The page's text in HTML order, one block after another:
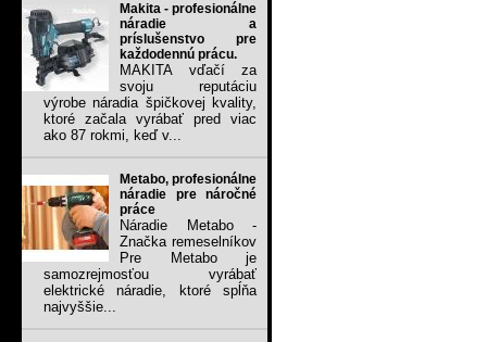
Makita - profesionálne
náradie a
príslušenstvo pre
každodennú prácu.
MAKITA vďačí za
svoju reputáciu
výrobe náradia špičkovej kvality,
ktoré začala vyrábať pred viac
ako 87 rokmi, keď v...
Metabo, profesionálne
náradie pre náročné
práce
Náradie Metabo -
Značka remeselníkov
Pre Metabo je
samozrejmosťou vyrábať
elektrické náradie, ktoré spĺňa
najvyššie...